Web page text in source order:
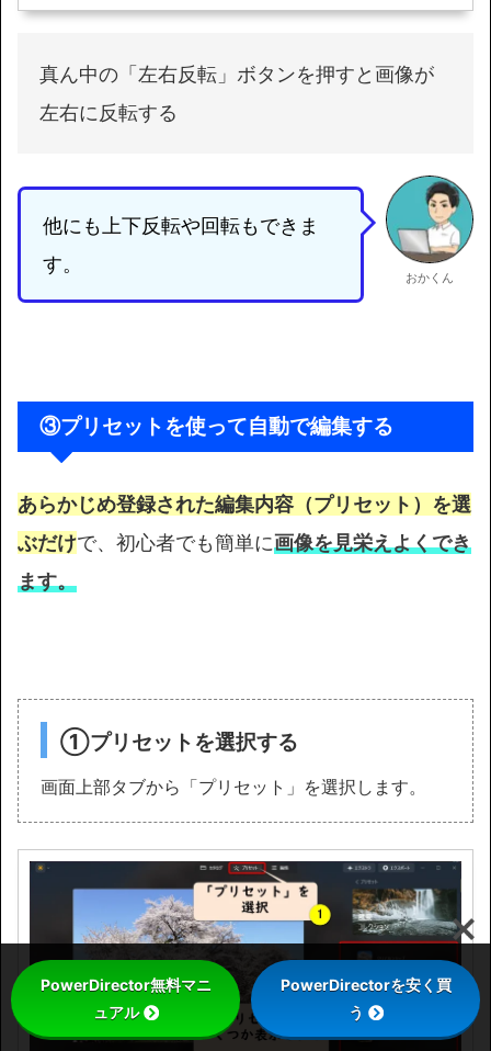
真ん中の「左右反転」ボタンを押すと画像が
左右に反転する
他にも上下反転や回転もできま
す。
おかくん
③プリセットを使って自動で編集する
あらかじめ登録された編集内容（プリセット）を選
ぶだけで、初心者でも簡単に画像を見栄えよくでき
ます。
①プリセットを選択する
画面上部タブから「プリセット」を選択します。
PowerDirector無料マニ
ュアル
PowerDirectorを安く買
う